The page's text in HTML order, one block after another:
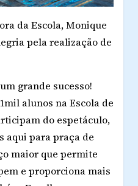
da Escola, Monique
pela realização de
grande sucesso!
alunos na Escola de
do espetáculo,
aqui para praça de
maior que permite
e proporciona mais